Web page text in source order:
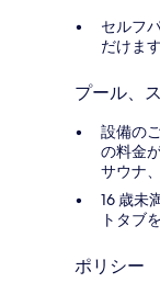
セルフ
だけます
プール、
設備の
の料金
サウナ
16 歳未
トタブ
ポリシー